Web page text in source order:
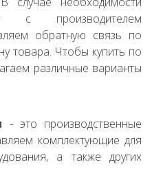
с производителем
обратную связь по
товара. Чтобы купить по
различные варианты
- это производственные
комплектующие для
а также других